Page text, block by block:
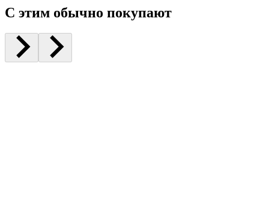
С этим обычно покупают